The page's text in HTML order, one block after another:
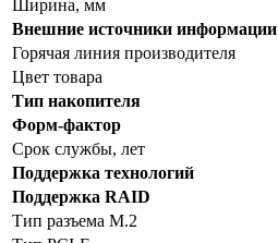
Ширина, мм
Внешние источники информации
Горячая линия производителя
Цвет товара
Тип накопителя
Форм-фактор
Срок службы, лет
Поддержка технологий
Поддержка RAID
Тип разъема M.2